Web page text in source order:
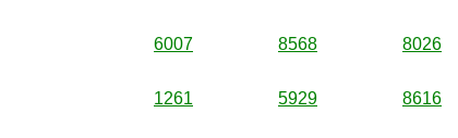
6007 8568 8026
1261 5929 8616